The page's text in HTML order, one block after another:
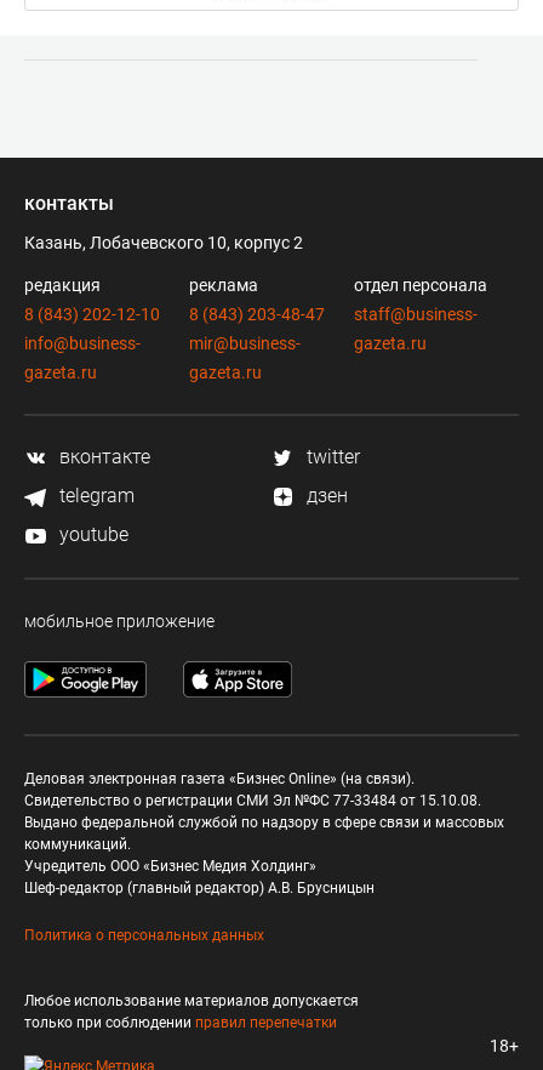
контакты
Казань, Лобачевского 10, корпус 2
редакция
8 (843) 202-12-10
info@business-
gazeta.ru
реклама
8 (843) 203-48-47
mir@business-
gazeta.ru
отдел персонала
staff@business-
gazeta.ru
вконтакте
twitter
telegram
дзен
youtube
мобильное приложение
Деловая электронная газета «Бизнес Online» (на связи).
Свидетельство о регистрации СМИ Эл №ФС 77-33484 от 15.10.08.
Выдано федеральной службой по надзору в сфере связи и массовых
коммуникаций.
Учредитель ООО «Бизнес Медия Холдинг»
Шеф-редактор (главный редактор) А.В. Брусницын
Политика о персональных данных
Любое использование материалов допускается
только при соблюдении правил перепечатки
18+